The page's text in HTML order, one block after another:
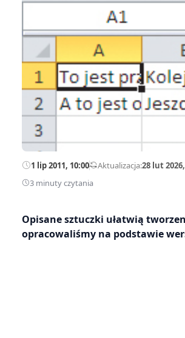
1 lip 2011, 10:00—Aktualizacja:28 lut
3 minuty czytania
Opisane sztuczki ułatwią
opracowaliśmy na podstawie